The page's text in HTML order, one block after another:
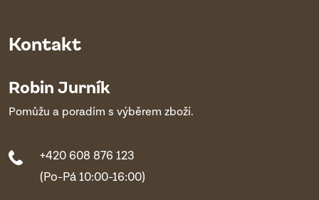
Kontakt
Robin Jurník
Pomůžu a poradím s výběrem zboží.
+420 608 876 123
(Po-Pá 10:00-16:00)